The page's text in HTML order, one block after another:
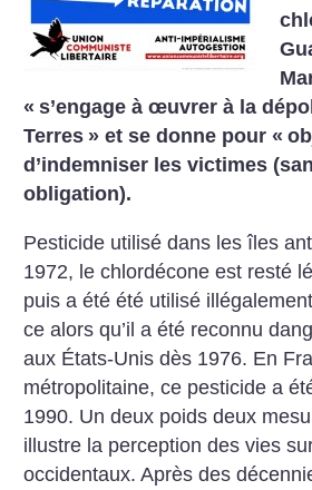
« s’engage à œuvrer à la
Terres » et se donne pour «
d’indemniser les victimes
obligation).
Pesticide utilisé dans les îles
1972, le chlordécone est resté
puis a été été utilisé
ce alors qu’il a été reconnu
aux États-Unis dès 1976. En
métropolitaine, ce pesticide a
1990. Un deux poids deux
illustre la perception des vies
occidentaux. Après des